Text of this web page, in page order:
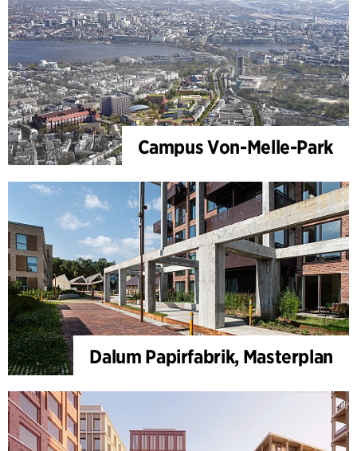
Campus Von-Melle-Park
Dalum Papirfabrik, Masterplan